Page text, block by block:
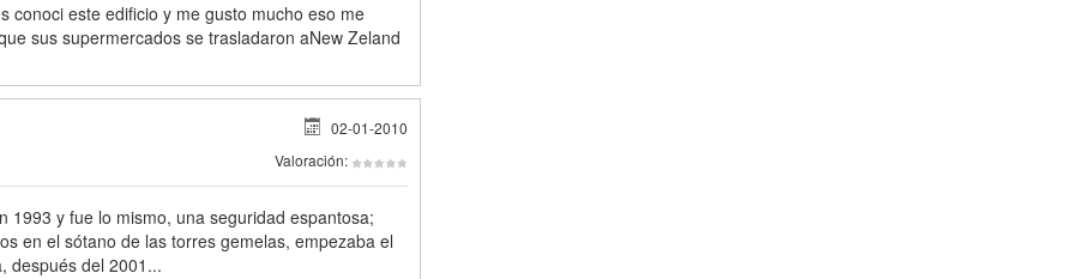
conoci este edificio y me gusto mucho eso me
sus supermercados se trasladaron aNew Zeland
02-01-2010
Valoración:
1993 y fue lo mismo, una seguridad espantosa;
en el sótano de las torres gemelas, empezaba el
después del 2001...